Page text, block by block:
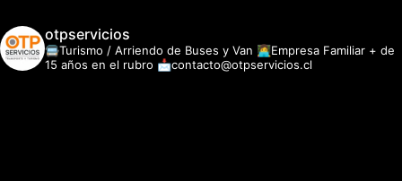
otpservicios
🚍Turismo / Arriendo de Buses y Van 👩‍💻Empresa Familiar + de
15 años en el rubro 📩contacto@otpservicios.cl